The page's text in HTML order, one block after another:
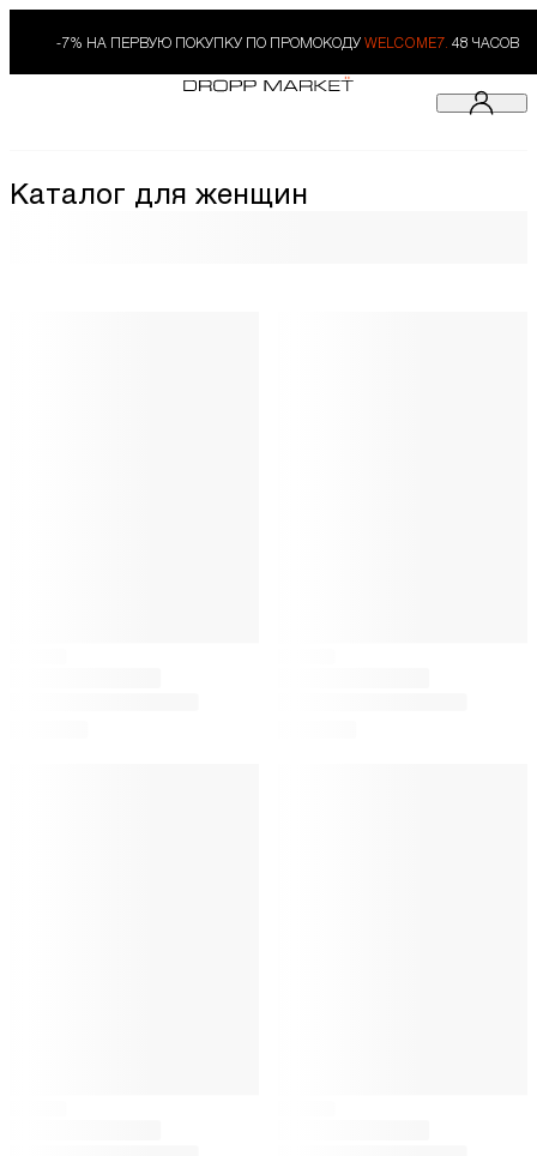
-7% НА ПЕРВУЮ ПОКУПКУ ПО ПРОМОКОДУ WELCOME7. 48 ЧАСОВ
Каталог для женщин